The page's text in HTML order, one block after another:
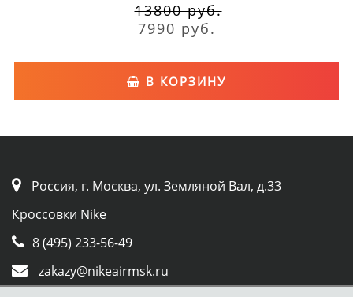
13800 руб.
7990 руб.
В КОРЗИНУ
Россия, г. Москва, ул. Земляной Вал, д.33
Кроссовки Nike
8 (495) 233-56-49
zakazy@nikeairmsk.ru